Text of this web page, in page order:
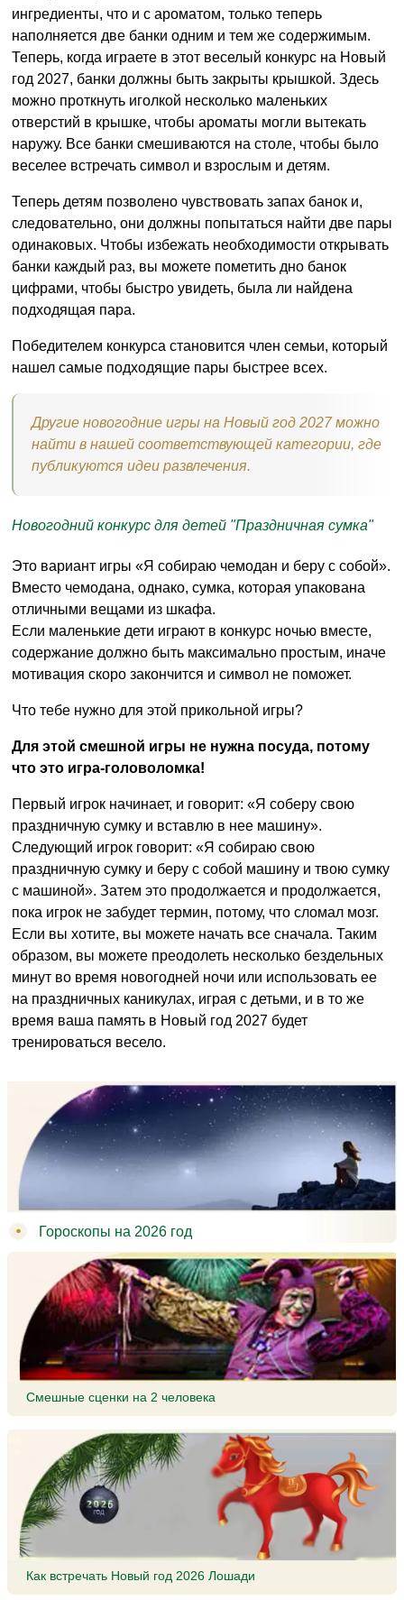
ингредиенты, что и с ароматом, только теперь
наполняется две банки одним и тем же содержимым.
Теперь, когда играете в этот веселый конкурс на Новый
год 2027, банки должны быть закрыты крышкой. Здесь
можно проткнуть иголкой несколько маленьких
отверстий в крышке, чтобы ароматы могли вытекать
наружу. Все банки смешиваются на столе, чтобы было
веселее встречать символ и взрослым и детям.
Теперь детям позволено чувствовать запах банок и,
следовательно, они должны попытаться найти две пары
одинаковых. Чтобы избежать необходимости открывать
банки каждый раз, вы можете пометить дно банок
цифрами, чтобы быстро увидеть, была ли найдена
подходящая пара.
Победителем конкурса становится член семьи, который
нашел самые подходящие пары быстрее всех.
Другие новогодние игры на Новый год 2027 можно
найти в нашей соответствующей категории, где
публикуются идеи развлечения.
Новогодний конкурс для детей "Праздничная сумка"
Это вариант игры «Я собираю чемодан и беру с собой».
Вместо чемодана, однако, сумка, которая упакована
отличными вещами из шкафа.
Если маленькие дети играют в конкурс ночью вместе,
содержание должно быть максимально простым, иначе
мотивация скоро закончится и символ не поможет.
Что тебе нужно для этой прикольной игры?
Для этой смешной игры не нужна посуда, потому
что это игра-головоломка!
Первый игрок начинает, и говорит: «Я соберу свою
праздничную сумку и вставлю в нее машину».
Следующий игрок говорит: «Я собираю свою
праздничную сумку и беру с собой машину и твою сумку
с машиной». Затем это продолжается и продолжается,
пока игрок не забудет термин, потому, что сломал мозг.
Если вы хотите, вы можете начать все сначала. Таким
образом, вы можете преодолеть несколько бездельных
минут во время новогодней ночи или использовать ее
на праздничных каникулах, играя с детьми, и в то же
время ваша память в Новый год 2027 будет
тренироваться весело.
Гороскопы на 2026 год
Смешные сценки на 2 человека
Как встречать Новый год 2026 Лошади